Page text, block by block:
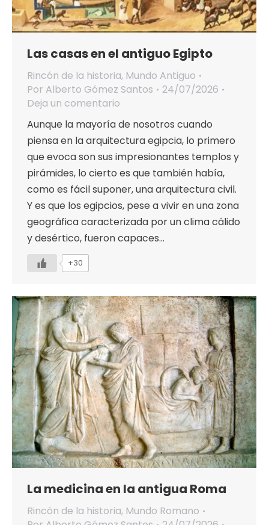
Las casas en el antiguo Egipto
Rincón de la historia, Mundo Antiguo
Por Alberto Gómez Santos
24/07/2026
Deja un comentario
Aunque la mayoría de nosotros cuando
piensa en la arquitectura egipcia, lo primero
que evoca son sus impresionantes templos y
pirámides, lo cierto es que también había,
como es fácil suponer, una arquitectura civil.
Y es que los egipcios, pese a vivir en una zona
geográfica caracterizada por un clima cálido
y desértico, fueron capaces…
+30
La medicina en la antigua Roma
Rincón de la historia, Mundo Romano